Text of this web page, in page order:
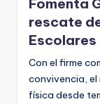
Fomenta
rescate
Escolares
Con el firme
convivencia,
física desde